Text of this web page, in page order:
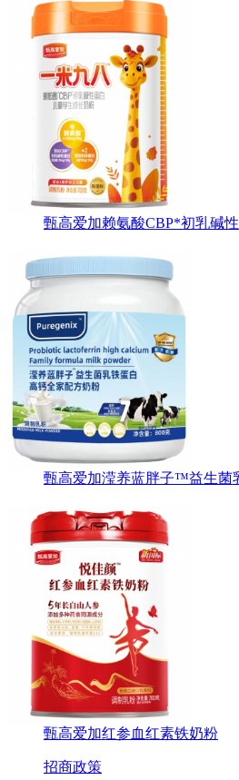
甄高爱加赖氨酸CBP*初乳碱
甄高爱加滢养蓝胖子™益生菌
甄高爱加红参血红素铁奶粉
招商政策